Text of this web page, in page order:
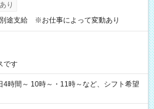
り
途支給 ※お仕事によって変動あり
です
間～ 10時～・11時～など、シフト希望